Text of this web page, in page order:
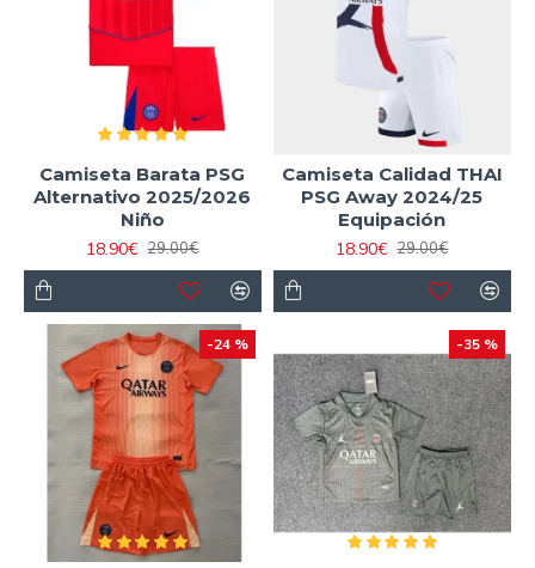
En nuestra tienda, también contamos contallas adultas
camisetas retro de futbol
en stock, perfectas para
que toda la familia vista los colores del PSG. ¡Equipa a tus
pequeños futbolistas con esta camiseta y vive la emoción
Camiseta Barata PSG
Alternativo 2025/2026
Niño
18.90€ 29.00€
Camiseta Calidad THAI
PSG Away 2024/25
Equipación
18.90€ 29.00€
-24 % -35 %